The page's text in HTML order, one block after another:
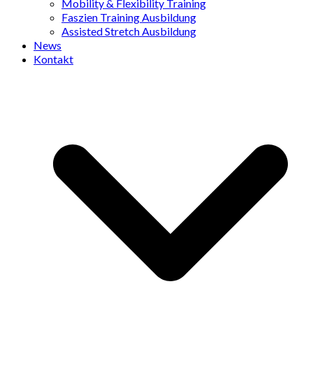
Mobility & Flexibility Training
Faszien Training Ausbildung
Assisted Stretch Ausbildung
News
Kontakt